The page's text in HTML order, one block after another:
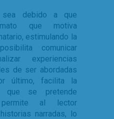
sea debido a que
que motiva
estimulando la
comunicar
experiencias
de ser abordadas
último, facilita la
que se pretende
al lector
narradas, lo